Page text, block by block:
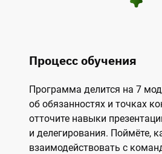
Процесс обучения
Программа делится на 7
об обязанностях и точках
отточите навыки
и делегирования. Поймёте,
взаимодействовать с